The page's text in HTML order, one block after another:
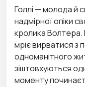
Голлі — молода й
надмірної опіки
кролика
мріє вирватися з
одноманітного
зіштовхуються
моменту